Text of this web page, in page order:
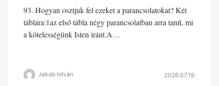
93. Hogyan osztjuk fel ezeket a parancsolatokat? Két
táblára:1az első tábla négy parancsolatban arra tanít, mi
a kötelességünk Isten iránt.A…
Jakab István 2026.07.19.